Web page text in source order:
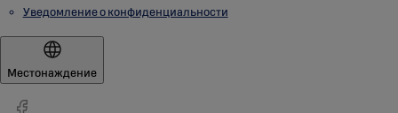
Уведомление о конфиденциальности
Местонаждение